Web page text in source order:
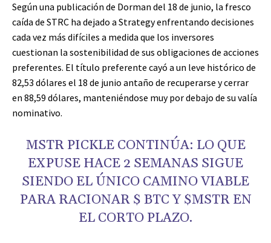
Según una publicación de Dorman del 18 de junio, la fresco
caída de STRC ha dejado a Strategy enfrentando decisiones
cada vez más difíciles a medida que los inversores
cuestionan la sostenibilidad de sus obligaciones de acciones
preferentes. El título preferente cayó a un leve histórico de
82,53 dólares el 18 de junio antaño de recuperarse y cerrar
en 88,59 dólares, manteniéndose muy por debajo de su valía
nominativo.
MSTR PICKLE CONTINÚA: LO QUE
EXPUSE HACE 2 SEMANAS SIGUE
SIENDO EL ÚNICO CAMINO VIABLE
PARA RACIONAR $ BTC Y $MSTR EN
EL CORTO PLAZO.